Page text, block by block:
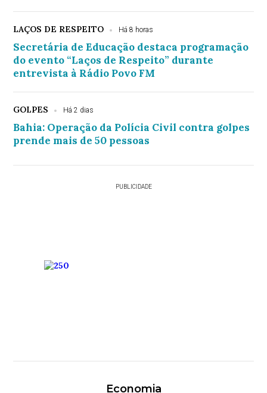
LAÇOS DE RESPEITO Há 8 horas
Secretária de Educação destaca programação
do evento “Laços de Respeito” durante
entrevista à Rádio Povo FM
GOLPES Há 2 dias
Bahia: Operação da Polícia Civil contra golpes
prende mais de 50 pessoas
PUBLICIDADE
Economia